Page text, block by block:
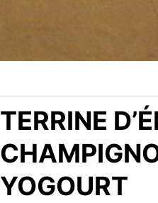
TERRINE
YOGOURT